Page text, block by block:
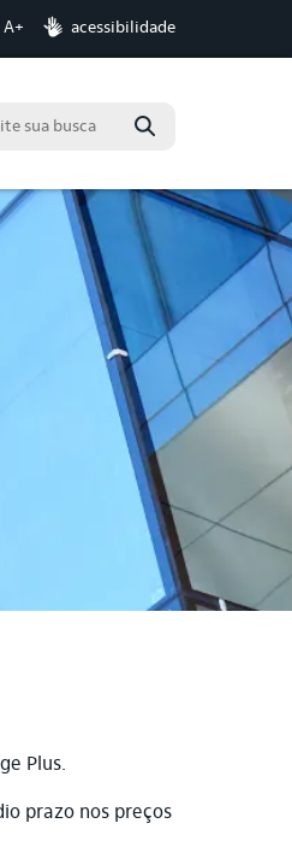
A+ acessibilidade
Plus.
prazo nos preços